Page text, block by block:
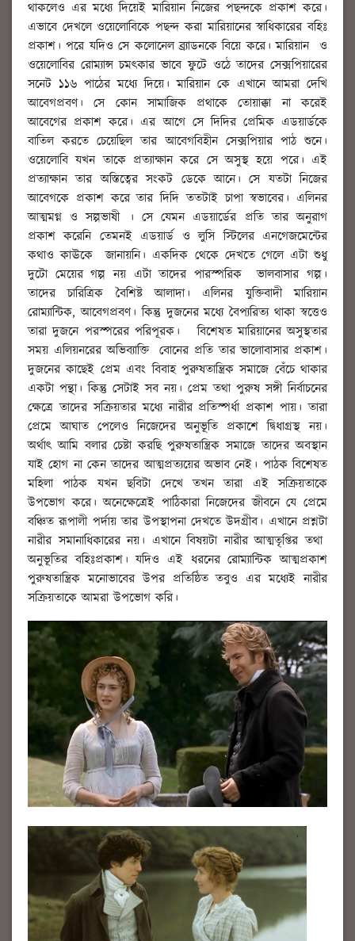
থাকলেও এর মধ্যে দিয়েই মারিয়ান নিজের পছন্দকে প্রকাশ করে।
এভাবে দেখলে ওয়েলোবিকে পছন্দ করা মারিয়ানের স্বাধিকারের বহিঃ
প্রকাশ। পরে যদিও সে কলোনেল ব্র্যাডনকে বিয়ে করে। মারিয়ান ও
ওয়েলোবির রোম্যান্স চমৎকার ভাবে ফুটে ওঠে তাদের সেক্সপিয়ারের
সনেট ১১৬ পাঠের মধ্যে দিয়ে। মারিয়ান কে এখানে আমরা দেখি
আবেগপ্রবণ। সে কোন সামাজিক প্রথাকে তোয়াক্কা না করেই
আবেগের প্রকাশ করে। এর আগে সে দিদির প্রেমিক এডয়ার্ডকে
বাতিল করতে চেয়েছিল তার আবেগবিহীন সেক্সপিয়ার পাঠ শুনে।
ওয়েলোবি যখন তাকে প্রত্যাক্ষান করে সে অসুস্থ হয়ে পরে। এই
প্রত্যাক্ষান তার অস্তিত্বের সংকট ডেকে আনে। সে যতটা নিজের
আবেগকে প্রকাশ করে তার দিদি ততটাই চাপা স্বভাবের। এলিনর
আত্মমগ্ন ও সল্পভাষী । সে যেমন এডয়ার্ডের প্রতি তার অনুরাগ
প্রকাশ করেনি তেমনই এডয়ার্ড ও লুসি স্টিলের এনগেজমেন্টের
কথাও কাঊকে জানায়নি। একদিক থেকে দেখতে গেলে এটা শুধু
দুটো মেয়ের গল্প নয় এটা তাদের পারস্পরিক ভালবাসার গল্প।
তাদের চারিত্রিক বৈশিষ্ট আলাদা। এলিনর যুক্তিবাদী মারিয়ান
রোম্যান্টিক, আবেগপ্রবণ। কিন্তু দুজনের মধ্যে বৈপ্যরিত্য থাকা স্বত্তেও
তারা দুজনে পরস্পরের পরিপূরক। বিশেষত মারিয়ানের অসুস্থতার
সময় এলিয়নরের অভিব্যাক্তি বোনের প্রতি তার ভালোবাসার প্রকাশ।
দুজনের কাছেই প্রেম এবং বিবাহ পুরুষতান্ত্রিক সমাজে বেঁচে থাকার
একটা পন্থা। কিন্তু সেটাই সব নয়। প্রেম তথা পুরুষ সঙ্গী নির্বাচনের
ক্ষেত্রে তাদের সক্রিয়তার মধ্যে নারীর প্রতিস্পর্ধা প্রকাশ পায়। তারা
প্রেমে আঘাত পেলেও নিজেদের অনুভূতি প্রকাশে দ্বিধাগ্রস্থ নয়।
অর্থাৎ আমি বলার চেষ্টা করছি পুরুষতান্ত্রিক সমাজে তাদের অবস্থান
যাই হোগ না কেন তাদের আত্মপ্রত্যয়ের অভাব নেই। পাঠক বিশেষত
মহিলা পাঠক যখন ছবিটা দেখে তখন তারা এই সক্রিয়তাকে
উপভোগ করে। অনেক্ষেত্রেই পাঠিকারা নিজেদের জীবনে যে প্রেমে
বঞ্চিত রূপালী পর্দায় তার উপস্থাপনা দেখতে উদগ্রীব। এখানে প্রশ্নটা
নারীর সমানাধিকারের নয়। এখানে বিষয়টা নারীর আত্মতৃপ্তির তথা
অনুভূতির বহিঃপ্রকাশ। যদিও এই ধরনের রোম্যান্টিক আত্মপ্রকাশ
পুরুষতান্ত্রিক মনোভাবের উপর প্রতিষ্ঠিত তবুও এর মধ্যেই নারীর
সক্রিয়তাকে আমরা উপভোগ করি।